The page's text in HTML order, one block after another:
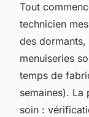
Tout
technicien
des dormants,
menuiseries
temps de
semaines). La
soin :